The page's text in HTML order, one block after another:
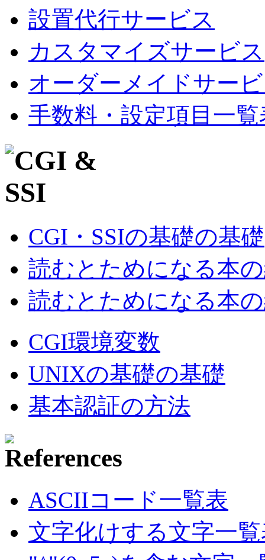
設置代行サービス
カスタマイズサービス
オーダーメイドサー
手数料・設定項目一覧
CGI・SSIの基礎の基礎
読むとためになる本
読むとためになる本
CGI環境変数
UNIXの基礎の基礎
基本認証の方法
ASCIIコード一覧表
文字化けする文字一